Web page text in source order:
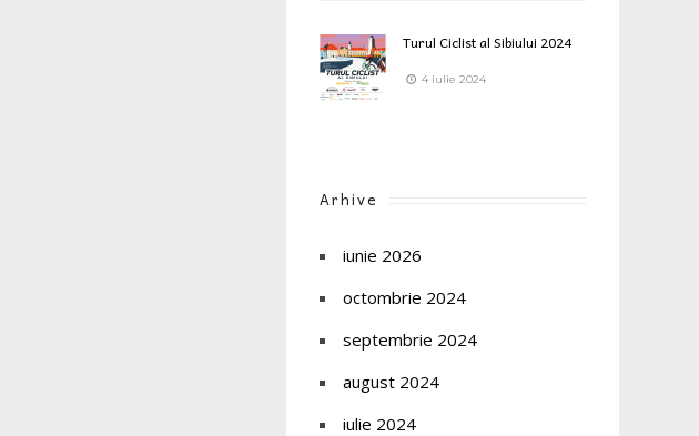
Turul Ciclist al Sibiului 2024
4 iulie 2024
Arhive
iunie 2026
octombrie 2024
septembrie 2024
august 2024
iulie 2024